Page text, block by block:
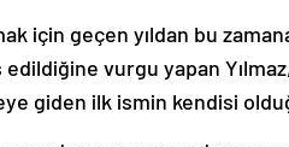
için geçen yıldan bu
vurgu yapan Yılmaz,
giden ilk ismin kendisi